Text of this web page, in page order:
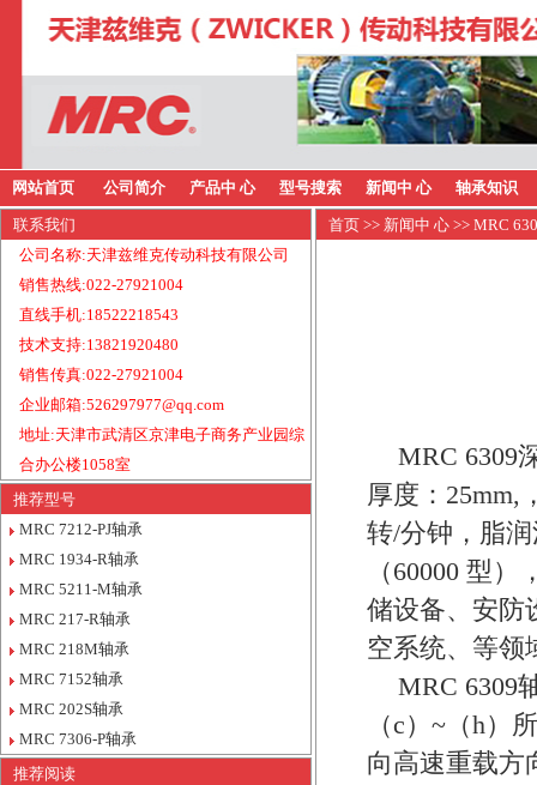
网站首页 公司简介 产品中 心 型号搜索 新闻中 心 轴承知识
联系我们
公司名称:天津兹维克传动科技有限公司
销售热线:022-27921004
直线手机:18522218543
技术支持:13821920480
销售传真:022-27921004
企业邮箱:526297977@qq.com
地址:天津市武清区京津电子商务产业园综
合办公楼1058室
推荐型号
MRC 7212-PJ轴承
MRC 1934-R轴承
MRC 5211-M轴承
MRC 217-R轴承
MRC 218M轴承
MRC 7152轴承
MRC 202S轴承
MRC 7306-P轴承
推荐阅读
首页 >> 新闻中 心 >> MRC
MRC 6309
厚度：25mm,
转/分钟，脂
（60000 型
储设备、安防
空系统、等领
MRC 6309
（c）~（h）
向高速重载方